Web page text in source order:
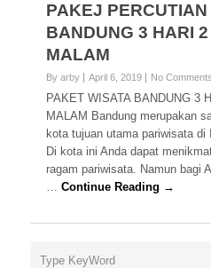
PAKEJ PERCUTIAN
BANDUNG 3 HARI 2
MALAM
By arby April 6, 2019 No Comments
PAKET WISATA BANDUNG 3
MALAM Bandung merupakan
kota tujuan utama pariwisata di
Di kota ini Anda dapat
ragam pariwisata. Namun bagi
…Continue Reading →